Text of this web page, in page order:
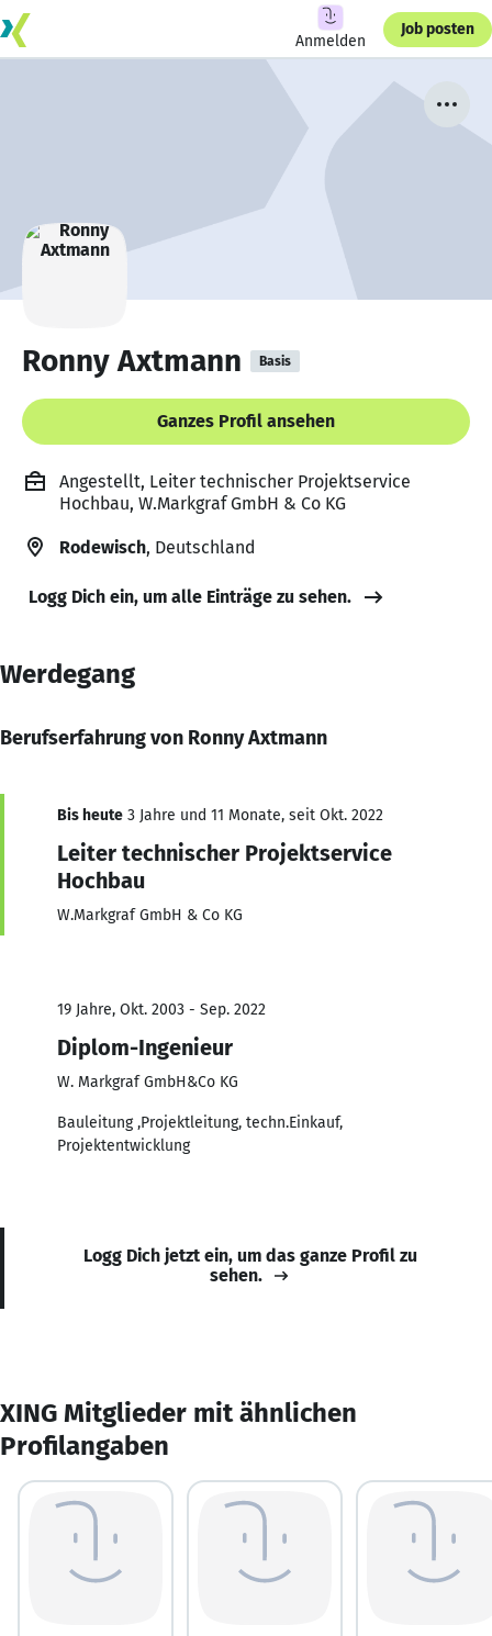
Anmelden
Job posten
Ronny Axtmann Basis
Ganzes Profil ansehen
Angestellt, Leiter technischer Projektservice
Hochbau, W.Markgraf GmbH & Co KG
Rodewisch, Deutschland
Logg Dich ein, um alle Einträge zu sehen.
Werdegang
Berufserfahrung von Ronny Axtmann
Bis heute 3 Jahre und 11 Monate, seit Okt. 2022
Leiter technischer Projektservice
Hochbau
W.Markgraf GmbH & Co KG
19 Jahre, Okt. 2003 - Sep. 2022
Diplom-Ingenieur
W. Markgraf GmbH&Co KG
Bauleitung ,Projektleitung, techn.Einkauf,
Projektentwicklung
Logg Dich jetzt ein, um das ganze Profil zu
sehen.
XING Mitglieder mit ähnlichen
Profilangaben